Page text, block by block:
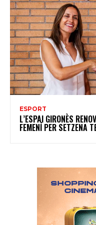
ESPORT
L’ESPAI GIRONÈS
FEMENÍ PER SETZENA